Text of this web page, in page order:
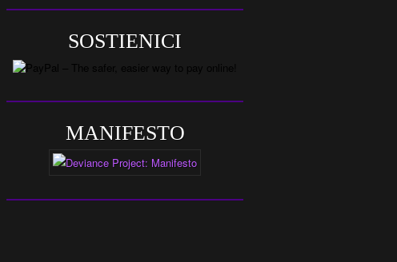
SOSTIENICI
MANIFESTO